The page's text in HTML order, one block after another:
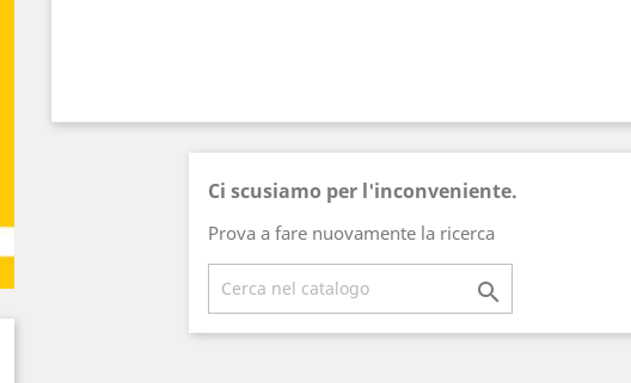
Ci scusiamo per l'inconveniente.
Prova a fare nuovamente la ricerca
